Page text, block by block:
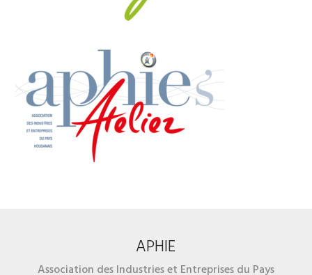
APHIE
Association des Industries et Entreprises du Pays